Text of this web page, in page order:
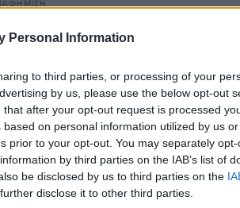
Personal Information
to third parties, or processing of your
by us, please use the below opt-out
after your opt-out request is processed
on personal information utilized by us
prior to your opt-out. You may separately
by third parties on the IAB’s list of
be disclosed by us to third parties on the
disclose it to other third parties.